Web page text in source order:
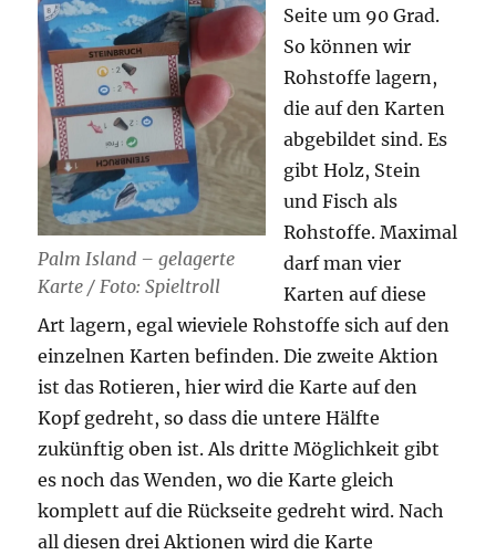
Palm Island – gelagerte
Karte / Foto: Spieltroll
Seite um 90 Grad.
So können wir
Rohstoffe lagern,
die auf den Karten
abgebildet sind. Es
gibt Holz, Stein
und Fisch als
Rohstoffe. Maximal
darf man vier
Karten auf diese
Art lagern, egal wieviele Rohstoffe sich auf den
einzelnen Karten befinden. Die zweite Aktion
ist das Rotieren, hier wird die Karte auf den
Kopf gedreht, so dass die untere Hälfte
zukünftig oben ist. Als dritte Möglichkeit gibt
es noch das Wenden, wo die Karte gleich
komplett auf die Rückseite gedreht wird. Nach
all diesen drei Aktionen wird die Karte